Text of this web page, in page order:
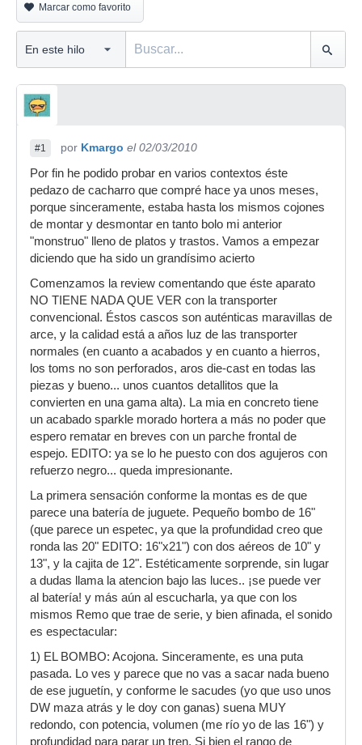
Marcar como favorito
#1 por Kmargo el 02/03/2010
Por fin he podido probar en varios contextos éste
pedazo de cacharro que compré hace ya unos meses,
porque sinceramente, estaba hasta los mismos cojones
de montar y desmontar en tanto bolo mi anterior
"monstruo" lleno de platos y trastos. Vamos a empezar
diciendo que ha sido un grandísimo acierto
Comenzamos la review comentando que éste aparato
NO TIENE NADA QUE VER con la transporter
convencional. Éstos cascos son auténticas maravillas de
arce, y la calidad está a años luz de las transporter
normales (en cuanto a acabados y en cuanto a hierros,
los toms no son perforados, aros die-cast en todas las
piezas y bueno... unos cuantos detallitos que la
convierten en una gama alta). La mia en concreto tiene
un acabado sparkle morado hortera a más no poder que
espero rematar en breves con un parche frontal de
espejo. EDITO: ya se lo he puesto con dos agujeros con
refuerzo negro... queda impresionante.
La primera sensación conforme la montas es de que
parece una batería de juguete. Pequeño bombo de 16"
(que parece un espetec, ya que la profundidad creo que
ronda las 20" EDITO: 16"x21") con dos aéreos de 10" y
13", y la cajita de 12". Estéticamente sorprende, sin lugar
a dudas llama la atencion bajo las luces.. ¡se puede ver
al batería! y más aún al escucharla, ya que con los
mismos Remo que trae de serie, y bien afinada, el sonido
es espectacular:
1) EL BOMBO: Acojona. Sinceramente, es una puta
pasada. Lo ves y parece que no vas a sacar nada bueno
de ese juguetín, y conforme le sacudes (yo que uso unos
DW maza atrás y le doy con ganas) suena MUY
redondo, con potencia, volumen (me río yo de las 16") y
profundidad para parar un tren. Si bien el rango de